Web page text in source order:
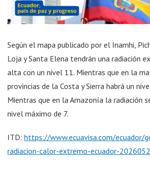
Según el mapa publicado por el Inamhi,
Loja y Santa Elena tendrán una radiación
alta con un nivel 11. Mientras que en la
provincias de la Costa y Sierra habrá un
Mientras que en la Amazonía la radiación
nivel máximo de 7.
ITD: https://www.ecuavisa.com/ecuador/
radiacion-calor-extremo-ecuador-